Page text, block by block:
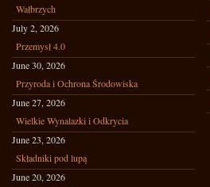
Wałbrzych
July 2, 2026
Przemysł 4.0
June 30, 2026
Przyroda i Ochrona Środowiska
June 27, 2026
Wielkie Wynalazki i Odkrycia
June 23, 2026
Składniki pod lupą
June 20, 2026